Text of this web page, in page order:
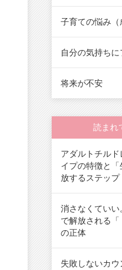
子育ての悩み（
自分の気持ち
将来が不安
読まれ
アダルトチル
イプの特徴と
放するステップ
消さなくてい
で解放される
の正体
失敗しないカ